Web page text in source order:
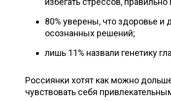
80% уверены, что здоровье и
осознанных решений;
лишь 11% назвали генетику
Россиянки хотят как можно
чувствовать себя